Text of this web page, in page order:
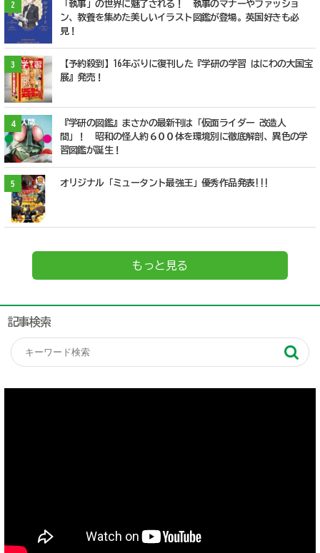
2
「執事」の世界に魅了される！ 執事のマナーやファッショ
ン、教養を集めた美しいイラスト図鑑が登場。英国好きも必
見！
3
【予約殺到】16年ぶりに復刊した『学研の学習 はにわの大国宝
展』発売！
4
『学研の図鑑』まさかの最新刊は「仮面ライダー 改造人
間」！ 昭和の怪人約６００体を環境別に徹底解剖、異色の学
習図鑑が誕生！
5 オリジナル「ミュータント最強王」優秀作品発表!!!
もっと見る
記事検索